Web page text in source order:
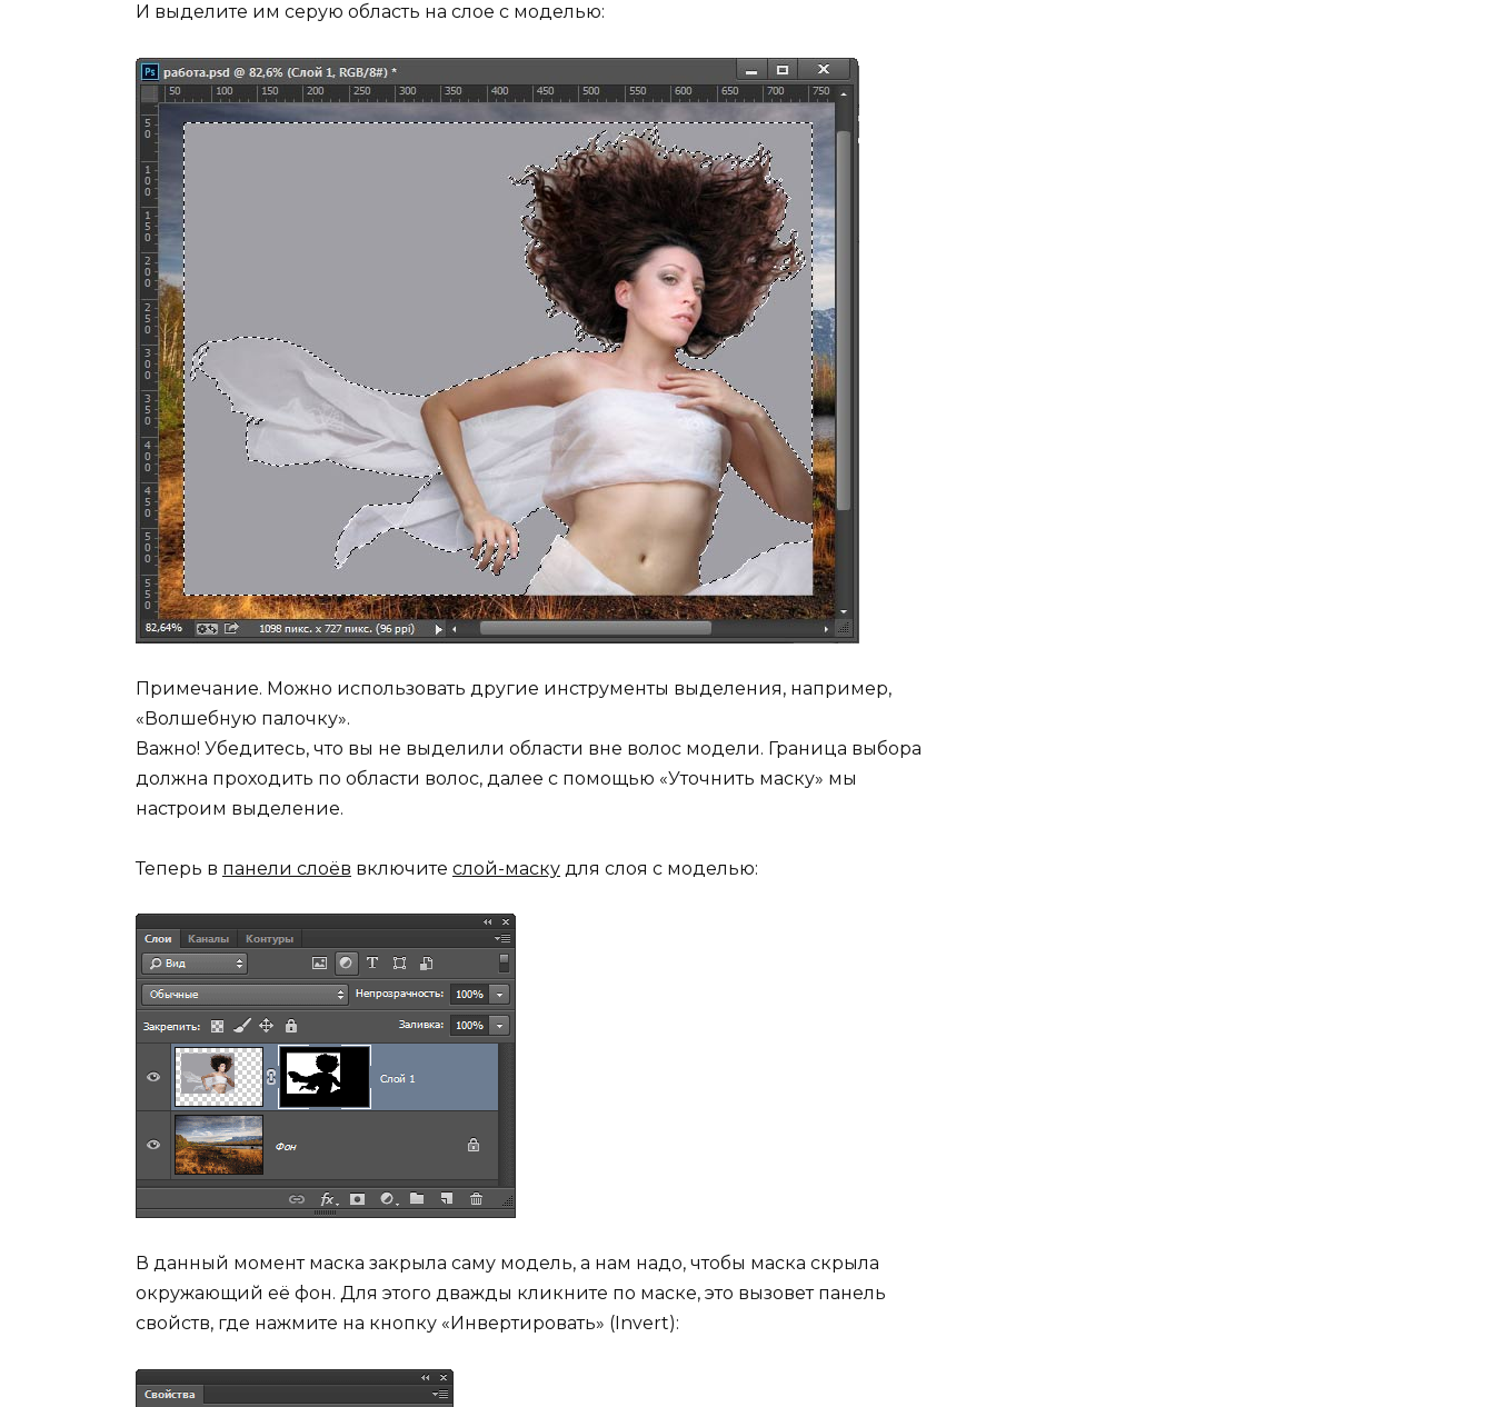
И выделите им серую область на слое с моделью:
Примечание. Можно использовать другие инструменты выделения, например,
«Волшебную палочку».
Важно! Убедитесь, что вы не выделили области вне волос модели. Граница выбора
должна проходить по области волос, далее с помощью «Уточнить маску» мы
настроим выделение.
Теперь в панели слоёв включите слой-маску для слоя с моделью:
В данный момент маска закрыла саму модель, а нам надо, чтобы маска скрыла
окружающий её фон. Для этого дважды кликните по маске, это вызовет панель
свойств, где нажмите на кнопку «Инвертировать» (Invert):